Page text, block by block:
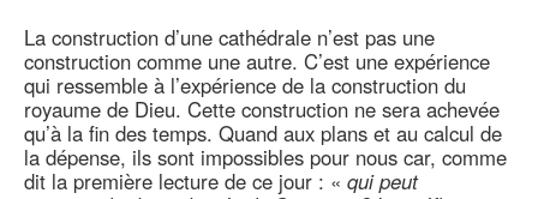
La construction d’une cathédrale n’est pas une
construction comme une autre. C’est une expérience
qui ressemble à l’expérience de la construction du
royaume de Dieu. Cette construction ne sera achevée
qu’à la fin des temps. Quand aux plans et au calcul de
la dépense, ils sont impossibles pour nous car, comme
dit la première lecture de ce jour : « qui peut